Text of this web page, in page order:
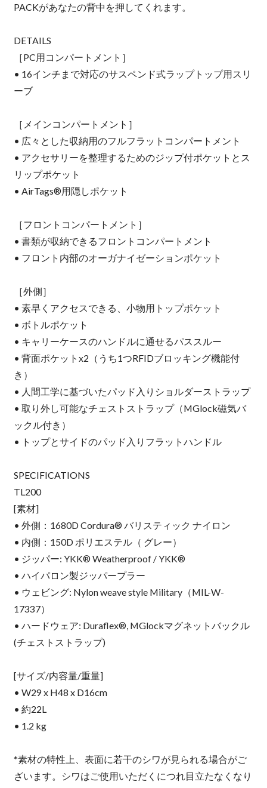
PACKがあなたの背中を押してくれます。
DETAILS
［PC用コンパートメント］
• 16インチまで対応のサスペンド式ラップトップ用スリ
ーブ
［メインコンパートメント］
• 広々とした収納用のフルフラットコンパートメント
• アクセサリーを整理するためのジップ付ポケットとス
リップポケット
• AirTags®用隠しポケット
［フロントコンパートメント］
• 書類が収納できるフロントコンパートメント
• フロント内部のオーガナイゼーションポケット
［外側］
• 素早くアクセスできる、小物用トップポケット
• ボトルポケット
• キャリーケースのハンドルに通せるパススルー
• 背面ポケットx2（うち1つRFIDブロッキング機能付
き）
• 人間工学に基づいたパッド入りショルダーストラップ
• 取り外し可能なチェストストラップ（MGlock磁気バ
ックル付き）
• トップとサイドのパッド入りフラットハンドル
SPECIFICATIONS
TL200
[素材]
• 外側：1680D Cordura® バリスティック ナイロン
• 内側：150D ポリエステル（ グレー）
• ジッパー: YKK® Weatherproof / YKK®
• ハイパロン製ジッパープラー
• ウェビング: Nylon weave style Military（MIL-W-
17337）
• ハードウェア: Duraflex®, MGlockマグネットバックル
(チェストストラップ)
[サイズ/内容量/重量]
• W29 x H48 x D16cm
• 約22L
• 1.2 kg
*素材の特性上、表面に若干のシワが見られる場合がご
ざいます。シワはご使用いただくにつれ目立たなくなり